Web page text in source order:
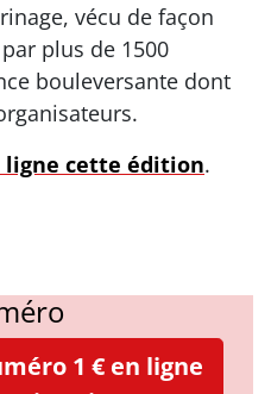
vécu de façon
plus de 1500
bouleversante dont
cette édition.
1 € en ligne